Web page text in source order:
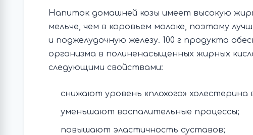
Напиток домашней козы имеет высокую
мельче, чем в коровьем молоке, поэтому
и поджелудочную железу. 100 г продукта
организма в полиненасыщенных жирных
следующими свойствами:
снижают уровень «плохого» холестерина
уменьшают воспалительные процессы;
повышают эластичность суставов;